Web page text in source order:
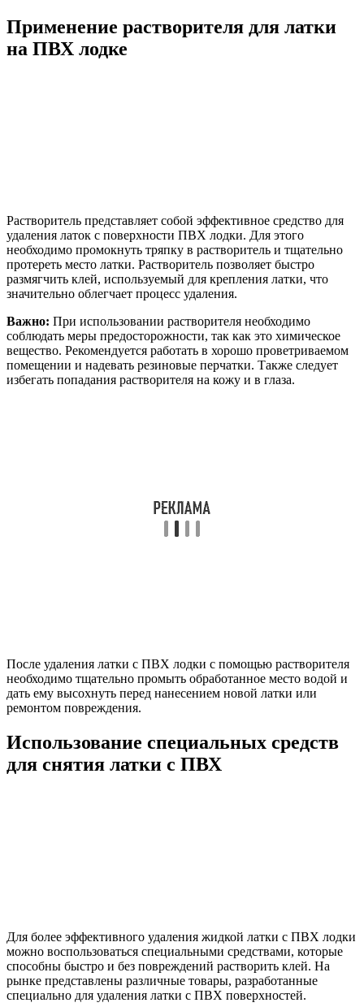
Применение растворителя для латки
на ПВХ лодке
Растворитель представляет собой эффективное средство для
удаления латок с поверхности ПВХ лодки. Для этого
необходимо промокнуть тряпку в растворитель и тщательно
протереть место латки. Растворитель позволяет быстро
размягчить клей, используемый для крепления латки, что
значительно облегчает процесс удаления.
Важно: При использовании растворителя необходимо
соблюдать меры предосторожности, так как это химическое
вещество. Рекомендуется работать в хорошо проветриваемом
помещении и надевать резиновые перчатки. Также следует
избегать попадания растворителя на кожу и в глаза.
После удаления латки с ПВХ лодки с помощью растворителя
необходимо тщательно промыть обработанное место водой и
дать ему высохнуть перед нанесением новой латки или
ремонтом повреждения.
Использование специальных средств
для снятия латки с ПВХ
Для более эффективного удаления жидкой латки с ПВХ лодки
можно воспользоваться специальными средствами, которые
способны быстро и без повреждений растворить клей. На
рынке представлены различные товары, разработанные
специально для удаления латки с ПВХ поверхностей.